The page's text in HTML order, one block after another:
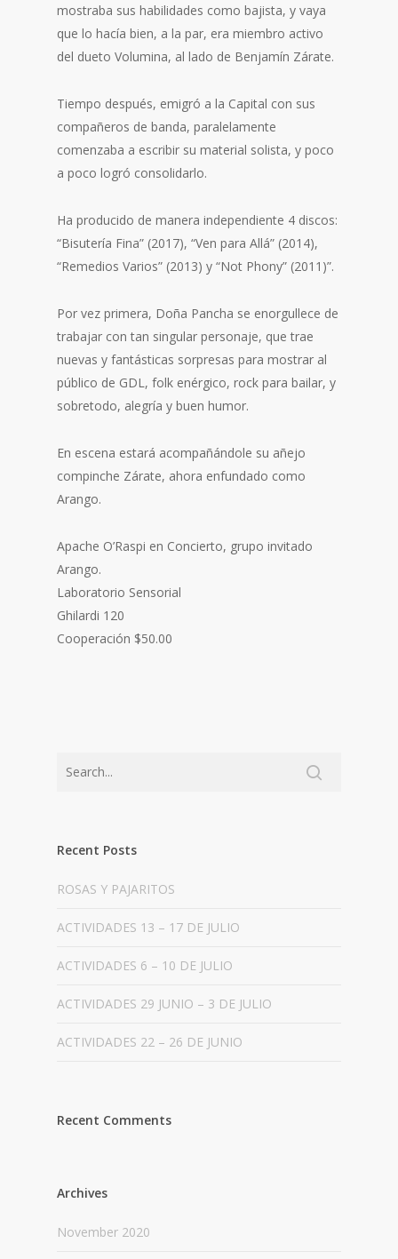
mostraba sus habilidades como bajista, y vaya
que lo hacía bien, a la par, era miembro activo
del dueto Volumina, al lado de Benjamín Zárate.
Tiempo después, emigró a la Capital con sus
compañeros de banda, paralelamente
comenzaba a escribir su material solista, y poco
a poco logró consolidarlo.
Ha producido de manera independiente 4 discos:
“Bisutería Fina” (2017), “Ven para Allá” (2014),
“Remedios Varios” (2013) y “Not Phony” (2011)”.
Por vez primera, Doña Pancha se enorgullece de
trabajar con tan singular personaje, que trae
nuevas y fantásticas sorpresas para mostrar al
público de GDL, folk enérgico, rock para bailar, y
sobretodo, alegría y buen humor.
En escena estará acompañándole su añejo
compinche Zárate, ahora enfundado como
Arango.
Apache O’Raspi en Concierto, grupo invitado
Arango.
Laboratorio Sensorial
Ghilardi 120
Cooperación $50.00
Recent Posts
ROSAS Y PAJARITOS
ACTIVIDADES 13 – 17 DE JULIO
ACTIVIDADES 6 – 10 DE JULIO
ACTIVIDADES 29 JUNIO – 3 DE JULIO
ACTIVIDADES 22 – 26 DE JUNIO
Recent Comments
Archives
November 2020